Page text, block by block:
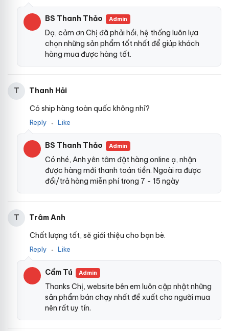
BS Thanh Thảo Admin
Dạ, cảm ơn Chị đã phải hồi, hệ thống luôn lựa
chọn những sản phẩm tốt nhất để giúp khách
hàng mua được hàng tốt.
T
Thanh Hải
Có ship hàng toàn quốc không nhỉ?
Reply ● Like
BS Thanh Thảo Admin
Có nhé, Anh yên tâm đặt hàng online ạ, nhận
được hàng mới thanh toán tiền. Ngoài ra được
đổi/trả hàng miễn phí trong 7 - 15 ngày
T
Trâm Anh
Chất lượng tốt, sẽ giới thiệu cho bạn bè.
Reply ● Like
Cẩm Tú Admin
Thanks Chị, website bên em luôn cập nhật những
sản phẩm bán chạy nhất đề xuất cho người mua
nên rất uy tín.